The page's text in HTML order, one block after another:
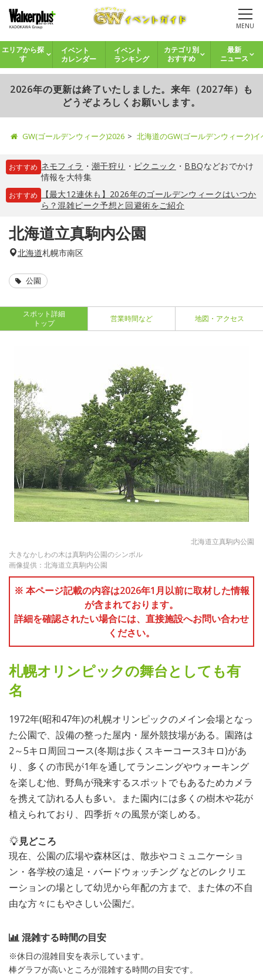
MENU
エリアから探
す
イベント
カレンダー
イベント
ランキング
カテゴリ別
おすすめ
最新
ニュース
2026年の更新は終了いたしました。来年（2027年）も
どうぞよろしくお願いします。
GW(ゴールデンウィーク)2026 北海道のGW(ゴールデンウィーク)
おすすめ ネモフィラ ・ 潮干狩り ・ ピクニック ・ BBQなどおでかけ
情報を大特集
おすすめ
【最大12連休も】2026年のゴールデンウィークはいつか
ら？混雑ピーク予想と回避術をご紹介
北海道立真駒内公園
北海道札幌市南区
公園
スポット詳細
トップ
営業時間など 地図・アクセス
北海道立真駒内公園
大きなかしわの木は真駒内公園のシンボル
画像提供：北海道立真駒内公園
※ 本ページ記載の内容は2026年1月以前に取材した情報
が含まれております。
詳細を確認されたい場合には、直接施設へお問い合わせ
ください。
札幌オリンピックの舞台としても有
名
1972年(昭和47年)の札幌オリンピックのメイン会場となっ
た公園で、設備の整った屋内・屋外競技場がある。園路は
2～5キロ周回コース(冬期は歩くスキーコース3キロ)があ
り、多くの市民が1年を通してランニングやウォーキング
を楽しむ他、野鳥が飛来するスポットでもあるためカメラ
を携えて訪れる人も多い。また園内には多くの樹木や花が
植えられており、四季折々の風景が楽しめる。
見どころ
現在、公園の広場や森林区は、散歩やコミュニケーショ
ン・各学校の遠足・バードウォッチング などのレクリエ
ーションの場として幼児から年配の方まで、また体の不自
由な方々にもやさしい公園だ。
混雑する時間の目安
※休日の混雑目安を表示しています。
棒グラフが高いところが混雑する時間の目安です。